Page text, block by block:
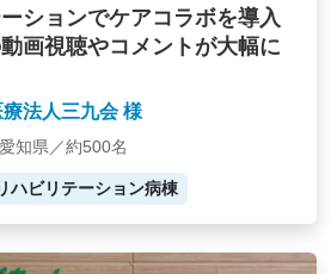
ションでケアコラボを導入
画視聴やコメントが大幅に
療法人三九会 様
愛知県／約500名
ハビリテーション病棟